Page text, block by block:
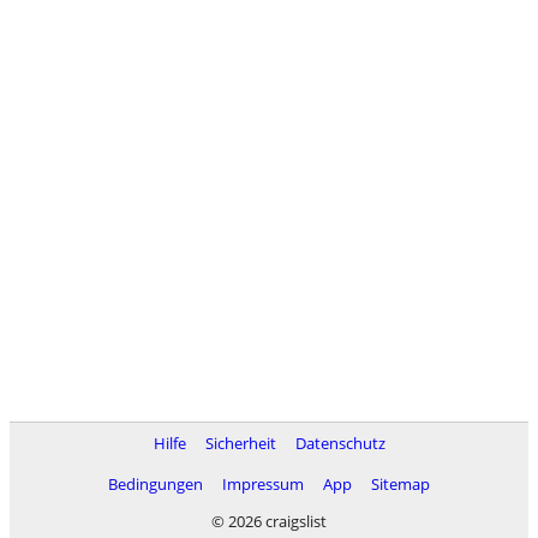
Hilfe Sicherheit
Datenschutz
Bedingungen
Impressum App
Sitemap
© 2026 craigslist